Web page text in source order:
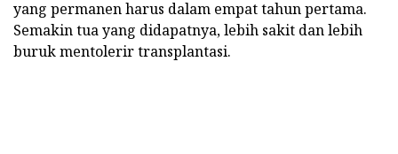
yang permanen harus dalam empat tahun pertama.
Semakin tua yang didapatnya, lebih sakit dan lebih
buruk mentolerir transplantasi.